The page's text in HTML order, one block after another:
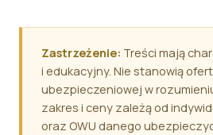
Zastrzeżenie: Treści mają
i edukacyjny. Nie stanowią
ubezpieczeniowej w
zakres i ceny zależą od
oraz OWU danego